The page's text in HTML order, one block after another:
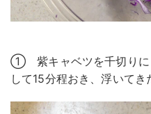
① 紫キャベツを千切りに
して15分程おき、浮いてき